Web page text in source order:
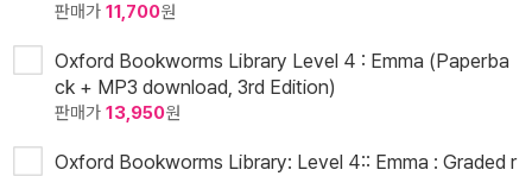
판매가 11,700원
Oxford Bookworms Library Level 4 : Emma (Paperba
ck + MP3 download, 3rd Edition)
판매가 13,950원
Oxford Bookworms Library: Level 4:: Emma : Graded r